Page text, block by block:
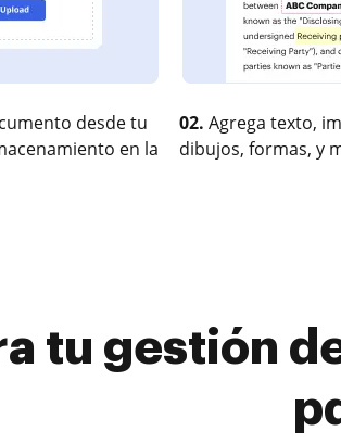
desde tu
en la
02. Agrega texto,
dibujos, formas, y
tu gestión